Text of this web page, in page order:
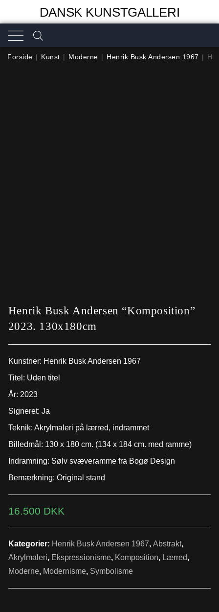
DANSK KUNSTGALLERI
Forside | Kunst | Moderne | Henrik Busk Andersen 1967 |
Henrik Busk Andersen “Komposition”
2023. 130x180cm
Kunstner: Henrik Busk Andersen 1967
Titel: Uden titel
År: 2023
Signeret: Ja
Teknik: Akrylmaleri på lærred, indrammet
Billedmål: 130 x 180 cm. (134 x 184 cm. med ramme)
Indramning: Sølv svæveramme fra Bogø Design
Bemærkning: Original stand
16.500 DKK
Kategorier: Henrik Busk Andersen 1967, Abstrakt,
Akrylmaleri, Ekspressionisme, Komposition, Lærred,
Moderne, Modernisme, Symbolisme